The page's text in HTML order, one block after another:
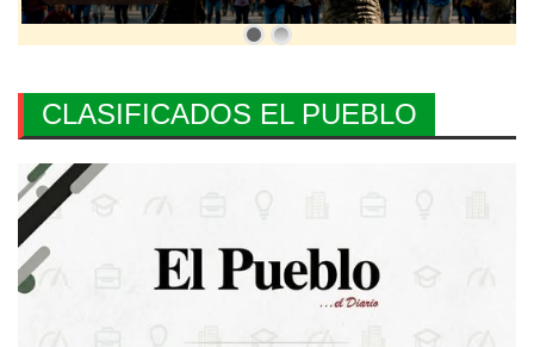
CLASIFICADOS EL PUEBLO